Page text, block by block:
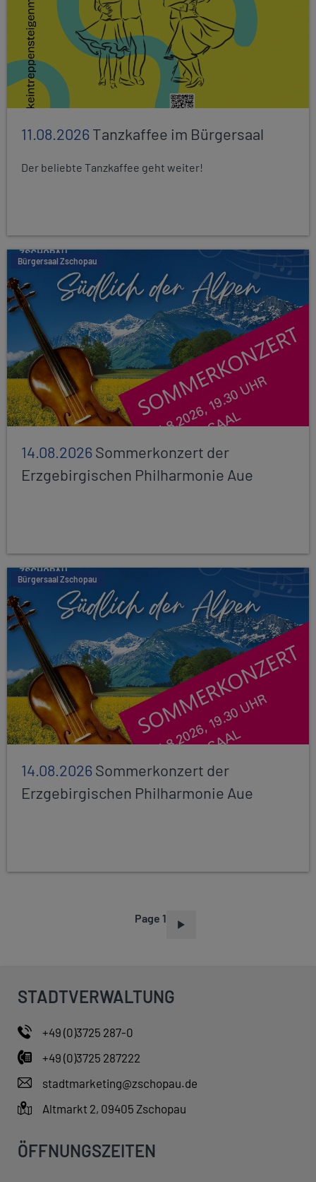
11.08.2026Tanzkaffee im Bürgersaal
Der beliebte Tanzkaffee geht weiter!
Bürgersaal Zschopau
14.08.2026Sommerkonzert der
Erzgebirgischen Philharmonie Aue
Bürgersaal Zschopau
14.08.2026Sommerkonzert der
Erzgebirgischen Philharmonie Aue
Page 1
STADTVERWALTUNG
+49 (0)3725 287-0
+49 (0)3725 287222
stadtmarketing@zschopau.de
Altmarkt 2, 09405 Zschopau
ÖFFNUNGSZEITEN